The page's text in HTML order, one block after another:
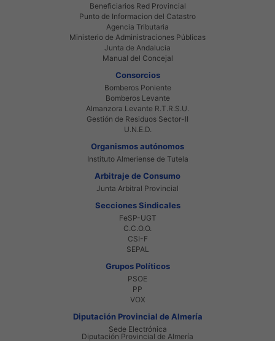
Beneficiarios Red Provincial
Punto de Informacion del Catastro
Agencia Tributaria
Ministerio de Administraciones Públicas
Junta de Andalucia
Manual del Concejal
Consorcios
Bomberos Poniente
Bomberos Levante
Almanzora Levante R.T.R.S.U.
Gestión de Residuos Sector-II
U.N.E.D.
Organismos autónomos
Instituto Almeriense de Tutela
Arbitraje de Consumo
Junta Arbitral Provincial
Secciones Sindicales
FeSP-UGT
C.C.O.O.
CSI-F
SEPAL
Grupos Políticos
PSOE
PP
VOX
Diputación Provincial de Almería
Sede Electrónica
Diputación Provincial de Almería